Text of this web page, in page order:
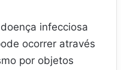
infecciosa
ocorrer através
por objetos